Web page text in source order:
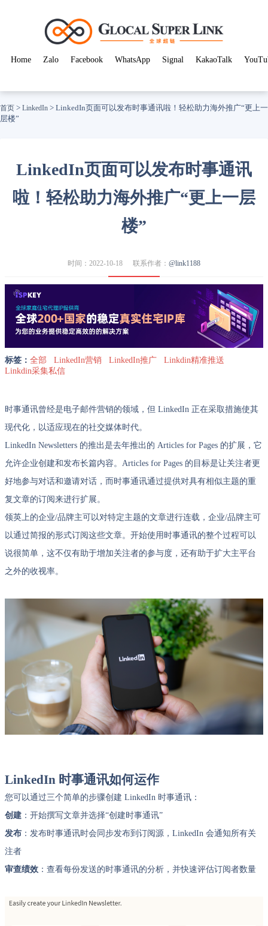
Home Zalo Facebook WhatsApp Signal KakaoTalk
首页 > LinkedIn > LinkedIn页面可以发布时事通讯啦！轻松助力海外推广“更上一
层楼”
LinkedIn页面可以发布时事通讯
啦！轻松助力海外推广“更上一层
楼”
时间：2022-10-18 联系作者： @link1188
标签： 全部 LinkedIn营销 LinkedIn推广
Linkdin精准推送
Linkdin采集私信
时事通讯曾经是电子邮件营销的领域，但 LinkedIn 正在采取措施使其
现代化，以适应现在的社交媒体时代。
LinkedIn Newsletters 的推出是去年推出的 Articles for Pages 的扩展，它
允许企业创建和发布长篇内容。Articles for Pages 的目标是让关注者更
好地参与对话和邀请对话，而时事通讯通过提供对具有相似主题的重
复文章的订阅来进行扩展。
领英上的企业/品牌主可以对特定主题的文章进行连载，企业/品牌主可
以通过简报的形式订阅这些文章。开始使用时事通讯的整个过程可以
说很简单，这不仅有助于增加关注者的参与度，还有助于扩大主平台
之外的收视率。
LinkedIn 时事通讯如何运作
您可以通过三个简单的步骤创建 LinkedIn 时事通讯：
创建 ：开始撰写文章并选择“创建时事通讯”
发布 ：发布时事通讯时会同步发布到订阅源，LinkedIn 会通知所有关
注者
审查绩效 ：查看每份发送的时事通讯的分析，并快速评估订阅者数量